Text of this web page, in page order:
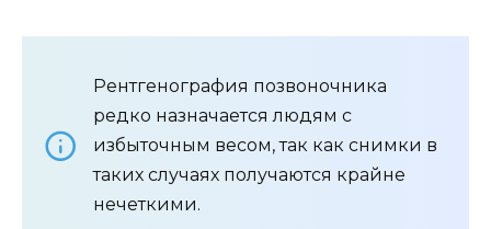
Рентгенография позвоночника
редко назначается людям с
избыточным весом, так как снимки в
таких случаях получаются крайне
нечеткими.